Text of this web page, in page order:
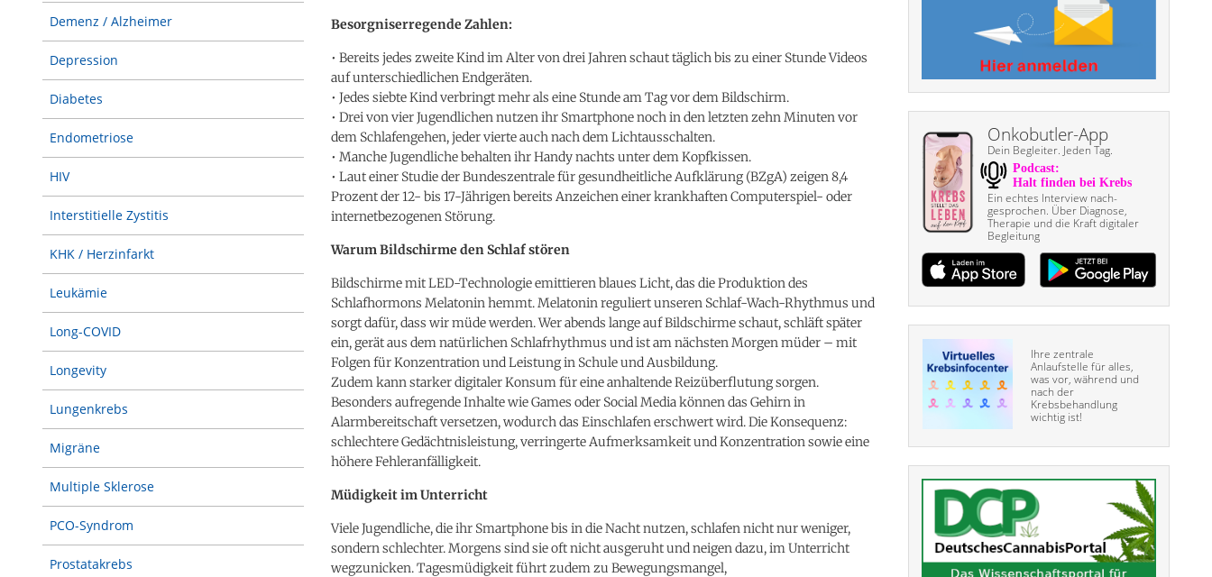
Demenz / Alzheimer
Depression
Diabetes
Endometriose
HIV
Interstitielle Zystitis
KHK / Herzinfarkt
Leukämie
Long-COVID
Longevity
Lungenkrebs
Migräne
Multiple Sklerose
PCO-Syndrom
Prostatakrebs
Besorgniserregende Zahlen:
• Bereits jedes zweite Kind im Alter von drei Jahren schaut täglich bis zu einer Stunde Videos
auf unterschiedlichen Endgeräten.
• Jedes siebte Kind verbringt mehr als eine Stunde am Tag vor dem Bildschirm.
• Drei von vier Jugendlichen nutzen ihr Smartphone noch in den letzten zehn Minuten vor
dem Schlafengehen, jeder vierte auch nach dem Lichtausschalten.
• Manche Jugendliche behalten ihr Handy nachts unter dem Kopfkissen.
• Laut einer Studie der Bundeszentrale für gesundheitliche Aufklärung (BZgA) zeigen 8,4
Prozent der 12- bis 17-Jährigen bereits Anzeichen einer krankhaften Computerspiel- oder
internetbezogenen Störung.
Warum Bildschirme den Schlaf stören
Bildschirme mit LED-Technologie emittieren blaues Licht, das die Produktion des
Schlafhormons Melatonin hemmt. Melatonin reguliert unseren Schlaf-Wach-Rhythmus und
sorgt dafür, dass wir müde werden. Wer abends lange auf Bildschirme schaut, schläft später
ein, gerät aus dem natürlichen Schlafrhythmus und ist am nächsten Morgen müder – mit
Folgen für Konzentration und Leistung in Schule und Ausbildung.
Zudem kann starker digitaler Konsum für eine anhaltende Reizüberflutung sorgen.
Besonders aufregende Inhalte wie Games oder Social Media können das Gehirn in
Alarmbereitschaft versetzen, wodurch das Einschlafen erschwert wird. Die Konsequenz:
schlechtere Gedächtnisleistung, verringerte Aufmerksamkeit und Konzentration sowie eine
höhere Fehleranfälligkeit.
Müdigkeit im Unterricht
Viele Jugendliche, die ihr Smartphone bis in die Nacht nutzen, schlafen nicht nur weniger,
sondern schlechter. Morgens sind sie oft nicht ausgeruht und neigen dazu, im Unterricht
wegzunicken. Tagesmüdigkeit führt zudem zu Bewegungsmangel,
Onkobutler-App
Dein Begleiter. Jeden Tag.
Ein echtes Interview nach­
gesprochen. Über Diagnose,
Therapie und die Kraft digitaler
Begleitung
Ihre zentrale
Anlaufstelle für alles,
was vor, während und
nach der
Krebsbehandlung
wichtig ist!